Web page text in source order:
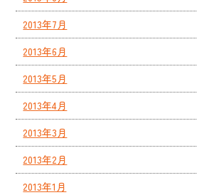
2013年7月
2013年6月
2013年5月
2013年4月
2013年3月
2013年2月
2013年1月